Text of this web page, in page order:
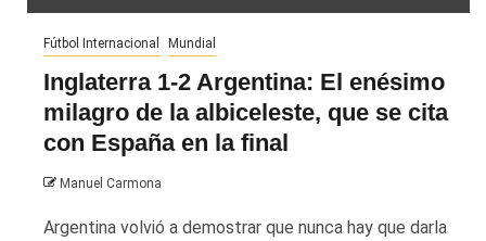
Fútbol Internacional Mundial
Inglaterra 1-2 Argentina: El enésimo
milagro de la albiceleste, que se cita
con España en la final
Manuel Carmona
Argentina volvió a demostrar que nunca hay que darla